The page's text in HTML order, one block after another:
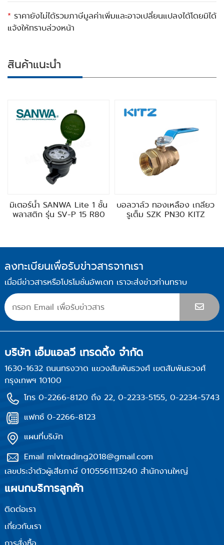
* ราคายังไม่ได้รวมภาษีมูลค่าเพิ่มและอาจเปลี่ยนแปลงได้โดยมิได้
แจ้งให้ทราบล่วงหน้า
สินค้าแนะนำ
มิเตอร์น้ำ SANWA Lite 1 ชั้น
พลาสติก รุ่น SV-P 15 R80
บอลวาล์ว ทองเหลือง เกลียว
รูเต็ม SZK PN30 KITZ
ลงทะเบียนเพื่อรับข่าวสารจากเรา
เมื่อมีข่าวสารหรือโปรโมชั่นอัพเดท เราจะส่งข่าวท่านทราบ
บริษัท เอ็มแอลวี เทรดดิ้ง จำกัด
1630-1632 ถนนทรงวาด แขวงสัมพันธวงศ์ เขตสัมพันธวงศ์
กรุงเทพฯ 10100
โทร 0-2266-8120 ถึง 22, 0-2233-5155, 0-2234-5743
แฟกซ์ 0-2266-8123
แผนที่บริษัท
Email mlvtrading2018@gmail.com
เลขประจำตัวผู้เสียภาษี 0105561113240 สำนักงานใหญ่
แผนกบริการลูกค้า
ติดต่อเรา
เกี่ยวกับเรา